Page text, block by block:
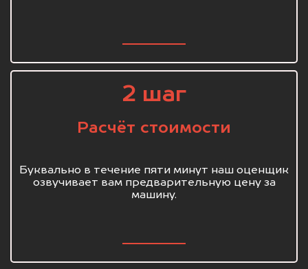
2 шаг
Расчёт стоимости
Буквально в течение пяти минут наш оценщик
озвучивает вам предварительную цену за
машину.